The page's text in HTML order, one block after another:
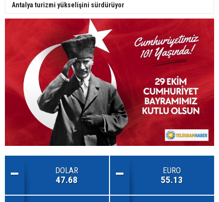
Antalya turizmi yükselişini sürdürüyor
DOLAR
47.68
EURO
55.13